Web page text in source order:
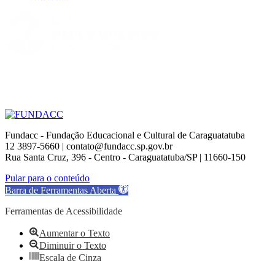
Fundacc - Fundação Educacional e Cultural de Caraguatatuba
12 3897-5660 | contato@fundacc.sp.gov.br
Rua Santa Cruz, 396 - Centro - Caraguatatuba/SP | 11660-150
Go
to
Pular para o conteúdo
Barra de Ferramentas Aberta
Ferramentas de Acessibilidade
Aumentar o Texto
Diminuir o Texto
Escala de Cinza